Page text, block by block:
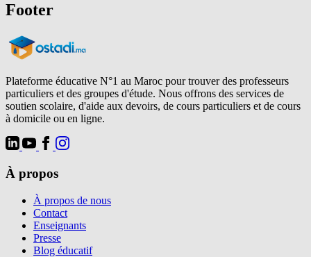
Footer
Plateforme éducative N°1 au Maroc pour trouver des professeurs
particuliers et des groupes d'étude. Nous offrons des services de
soutien scolaire, d'aide aux devoirs, de cours particuliers et de cours
à domicile ou en ligne.
À propos
À propos de nous
Contact
Enseignants
Presse
Blog éducatif